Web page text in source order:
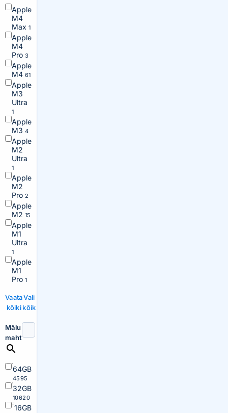
Apple
M4
Max 1
Apple
M4
Pro 3
Apple
M4 61
Apple
M3
Ultra
1
Apple
M3 4
Apple
M2
Ultra
1
Apple
M2
Pro 2
Apple
M2 15
Apple
M1
Ultra
1
Apple
M1
Pro 1
Vaata
kõiki
Vali
kõik
Mälu
maht
64GB
4595
32GB
10620
16GB